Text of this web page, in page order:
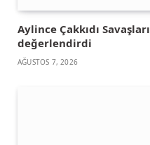
Aylince Çakkıdı
değerlendirdi
AĞUSTOS 7, 2026